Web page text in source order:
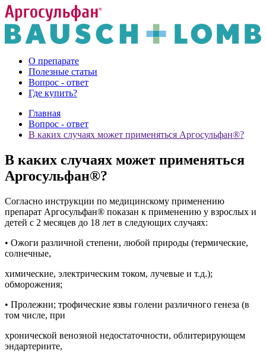
О препарате
Полезные статьи
Вопрос - ответ
Где купить?
Главная
Вопрос - ответ
В каких случаях может применяться Аргосульфан®?
В каких случаях может применяться
Аргосульфан®?
Согласно инструкции по медицинскому применению
препарат Аргосульфан® показан к применению у взрослых и
детей с 2 месяцев до 18 лет в следующих случаях:
• Ожоги различной степени, любой природы (термические,
солнечные,
химические, электрическим током, лучевые и т.д.);
обморожения;
• Пролежни; трофические язвы голени различного генеза (в
том числе, при
хронической венозной недостаточности, облитерирующем
эндартериите,